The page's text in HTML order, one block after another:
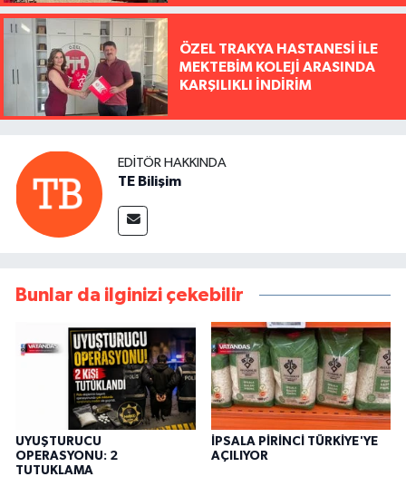
ÖZEL TRAKYA HASTANESİ İLE
MEKTEBİM KOLEJİ ARASINDA
KARŞILIKLI İNDİRİM
EDITÖR HAKKINDA
TE Bilişim
Bunlar da ilginizi çekebilir
UYUŞTURUCU
OPERASYONU: 2
TUTUKLAMA
İPSALA PİRİNCİ TÜRKİYE'YE
AÇILIYOR